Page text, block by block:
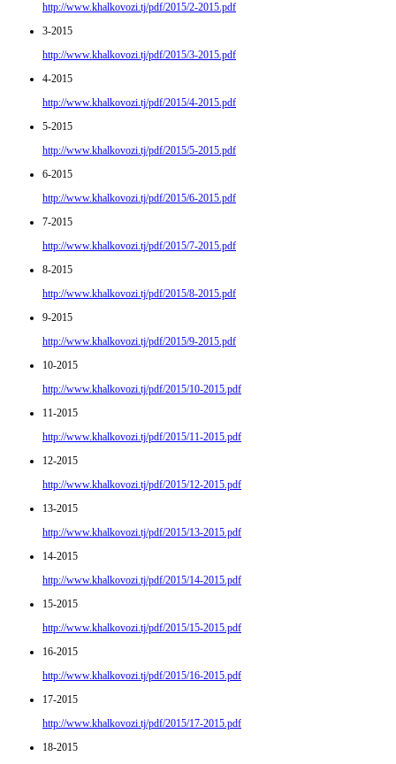
http://www.khalkovozi.tj/pdf/2015/2-2015.pdf
3-2015
http://www.khalkovozi.tj/pdf/2015/3-2015.pdf
4-2015
http://www.khalkovozi.tj/pdf/2015/4-2015.pdf
5-2015
http://www.khalkovozi.tj/pdf/2015/5-2015.pdf
6-2015
http://www.khalkovozi.tj/pdf/2015/6-2015.pdf
7-2015
http://www.khalkovozi.tj/pdf/2015/7-2015.pdf
8-2015
http://www.khalkovozi.tj/pdf/2015/8-2015.pdf
9-2015
http://www.khalkovozi.tj/pdf/2015/9-2015.pdf
10-2015
http://www.khalkovozi.tj/pdf/2015/10-2015.pdf
11-2015
http://www.khalkovozi.tj/pdf/2015/11-2015.pdf
12-2015
http://www.khalkovozi.tj/pdf/2015/12-2015.pdf
13-2015
http://www.khalkovozi.tj/pdf/2015/13-2015.pdf
14-2015
http://www.khalkovozi.tj/pdf/2015/14-2015.pdf
15-2015
http://www.khalkovozi.tj/pdf/2015/15-2015.pdf
16-2015
http://www.khalkovozi.tj/pdf/2015/16-2015.pdf
17-2015
http://www.khalkovozi.tj/pdf/2015/17-2015.pdf
18-2015